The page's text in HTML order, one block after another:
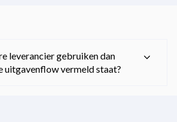
leverancier gebruiken dan
uitgavenflow vermeld staat?